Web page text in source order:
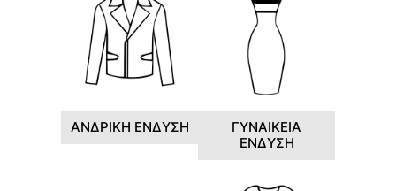
ΑΝΔΡΙΚΗ ΕΝΔΥΣΗ
ΓΥΝΑΙΚΕΙΑ
ΕΝΔΥΣΗ